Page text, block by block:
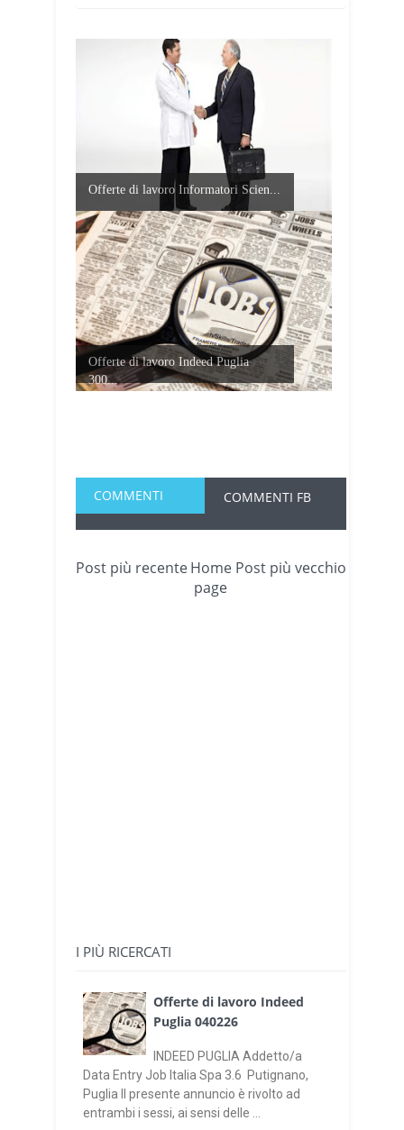
Offerte di lavoro Informatori Scien...
Offerte di lavoro Indeed Puglia
300...
COMMENTI COMMENTI FB
Post più recente Post più vecchio
Home
page
I PIÙ RICERCATI
Offerte di lavoro Indeed
Puglia 040226
INDEED PUGLIA Addetto/a
Data Entry Job Italia Spa 3.6 Putignano,
Puglia Il presente annuncio è rivolto ad
entrambi i sessi, ai sensi delle ...